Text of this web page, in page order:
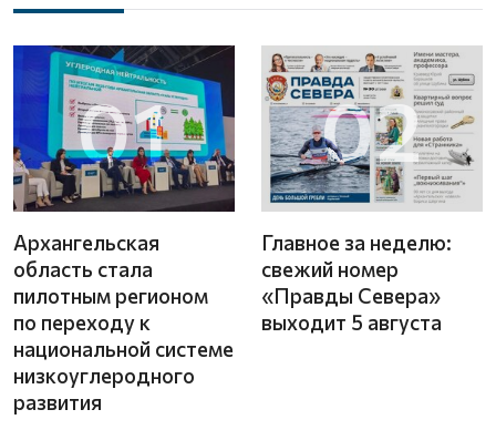
01
Архангельская
область стала
пилотным регионом
по переходу к
национальной системе
низкоуглеродного
развития
02
Главное за неделю:
свежий номер
«Правды Севера»
выходит 5 августа